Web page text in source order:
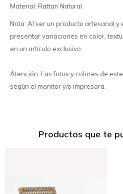
Material: Rattan Natural.
Nota: Al ser un producto artesanal y
presentar variaciones en color,
en un artículo exclusivo.
Atención: Las fotos y colores de
según el monitor y/o impresora.
Productos que te